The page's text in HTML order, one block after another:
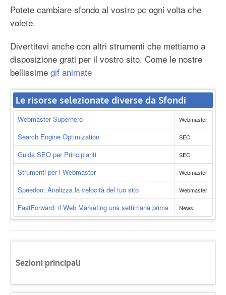
Potete cambiare sfondo al vostro pc ogni volta che
volete.
Divertitevi anche con altri strumenti che mettiamo a
disposizione grati per il vostro sito. Come le nostre
bellissime gif animate
Le risorse selezionate diverse da Sfondi
Webmaster Superhero Webmaster
Search Engine Optimization SEO
Guida SEO per Principianti SEO
Strumenti per i Webmaster Webmaster
Speedoo: Analizza la velocità del tuo sito Webmaster
FastForward: il Web Marketing una settimana prima News
Sezioni principali